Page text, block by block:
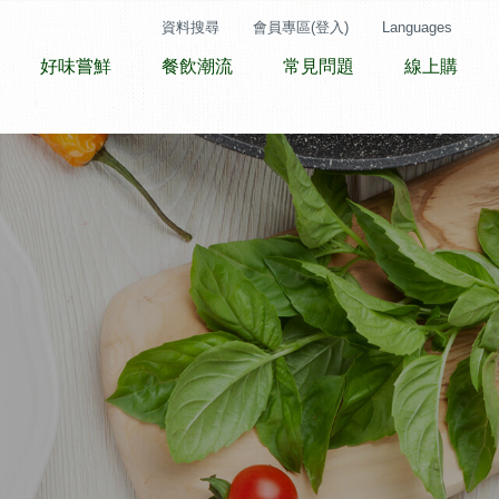
好味嘗鮮 餐飲潮流 常見問題 線上購
資料搜尋 會員專區(登入) Languages